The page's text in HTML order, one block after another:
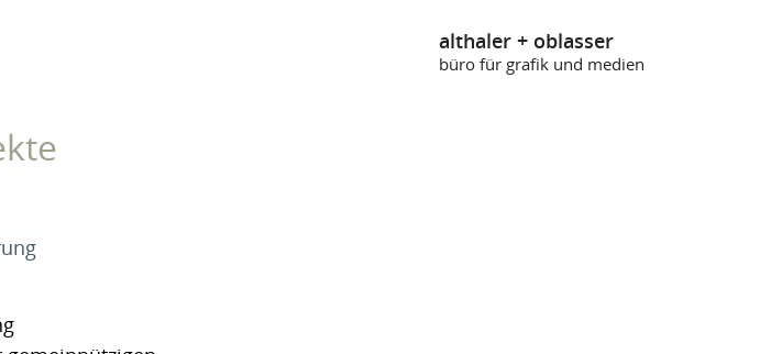
althaler + oblasser
büro für grafik und medien